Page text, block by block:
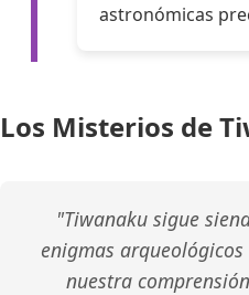
astronómicas
Los Misterios de
"Tiwanaku sigue
enigmas
nuestra